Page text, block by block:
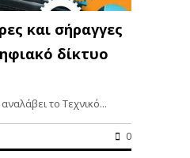
και σήραγγες
δίκτυο
το Τεχνικό...
0